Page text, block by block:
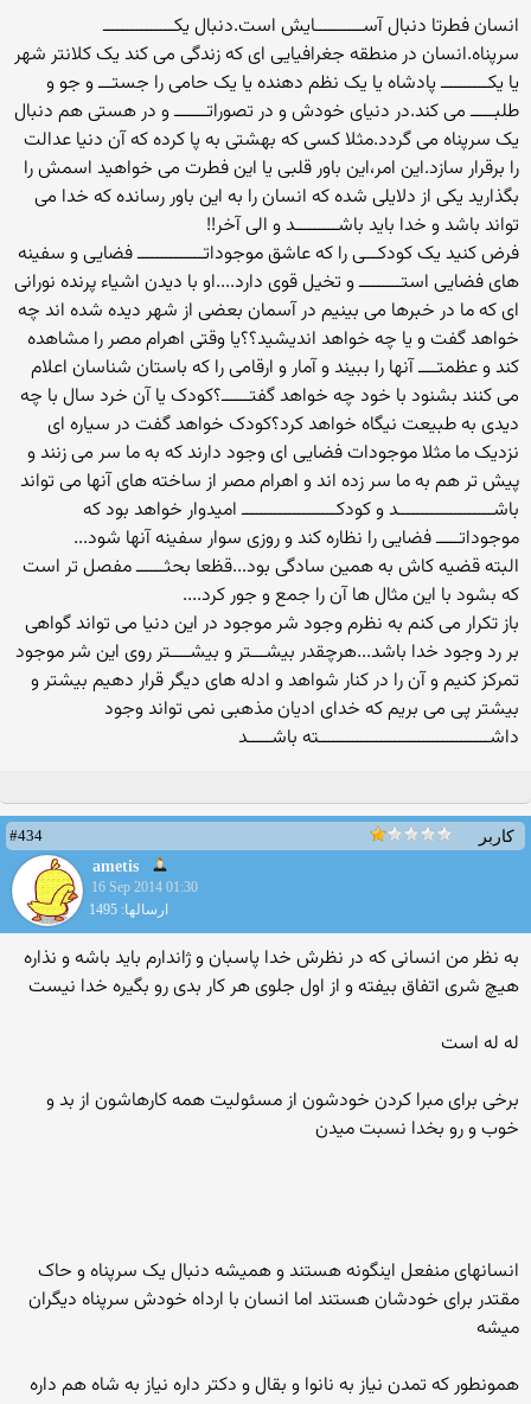
انسان فطرتا دنبال آســــــــــایش است.دنبال یکـــــــــــــــ
سرپناه.انسان در منطقه جغرافیایی ای که زندگی می کند یک کلانتر شهر
یا یکــــــــــ پادشاه یا یک نظم دهنده یا یک حامی را جستـــ و جو و
طلبـــــ می کند.در دنیای خودش و در تصوراتـــــــ و در هستی هم دنبال
یک سرپناه می گردد.مثلا کسی که بهشتی به پا کرده که آن دنیا عدالت
را برقرار سازد.این امر،این باور قلبی یا این فطرت می خواهید اسمش را
بگذارید یکی از دلایلی شده که انسان را به این باور رسانده که خدا می
تواند باشد و خدا باید باشـــــــــد و الی آخر!!
فرض کنید یک کودکـــی را که عاشق موجوداتــــــــــــــ فضایی و سفینه
های فضایی استـــــــــ و تخیل قوی دارد....او با دیدن اشیاء پرنده نورانی
ای که ما در خبرها می بینیم در آسمان بعضی از شهر دیده شده اند چه
خواهد گفت و یا چه خواهد اندیشید؟؟یا وقتی اهرام مصر را مشاهده
کند و عظمتــــ آنها را ببیند و آمار و ارقامی را که باستان شناسان اعلام
می کنند بشنود با خود چه خواهد گفتــــــ؟کودک یا آن خرد سال با چه
دیدی به طبیعت نیگاه خواهد کرد؟کودک خواهد گفت در سیاره ای
نزدیک ما مثلا موجودات فضایی ای وجود دارند که به ما سر می زنند و
پیش تر هم به ما سر زده اند و اهرام مصر از ساخته های آنها می تواند
باشــــــــــــــــــــد و کودکــــــــــــــــــــ امیدوار خواهد بود که
موجوداتـــــ فضایی را نظاره کند و روزی سوار سفینه آنها شود...
البته قضیه کاش به همین سادگی بود...قظعا بحثــــــ مفصل تر است
که بشود با این مثال ها آن را جمع و جور کرد....
باز تکرار می کنم به نظرم وجود شر موجود در این دنیا می تواند گواهی
بر رد وجود خدا باشد...هرچقدر بیشـــتر و بیشــــتر روی این شر موجود
تمرکز کنیم و آن را در کنار شواهد و ادله های دیگر قرار دهیم بیشتر و
بیشتر پی می بریم که خدای ادیان مذهبی نمی تواند وجود
داشــــــــــــــــــــــــــــــــــــته باشـــــد
کاربر
#434
ametis
16 Sep 2014 01:30
ارسالها: 1495
به نظر من انسانی که در نظرش خدا پاسبان و ژاندارم باید باشه و نذاره
هیچ شری اتفاق بیفته و از اول جلوی هر کار بدی رو بگیره خدا نیست
له له است
برخی برای مبرا کردن خودشون از مسئولیت همه کارهاشون از بد و
خوب و رو بخدا نسبت میدن
انسانهای منفعل اینگونه هستند و همیشه دنبال یک سرپناه و حاک
مقتدر برای خودشان هستند اما انسان با ارداه خودش سرپناه دیگران
میشه
همونطور که تمدن نیاز به نانوا و بقال و دکتر داره نیاز به شاه هم داره